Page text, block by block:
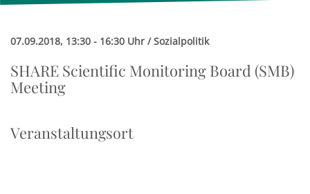
07.09.2018, 13:30 - 16:30 Uhr / Sozialpolitik
SHARE Scientific Monitoring Board (SMB)
Meeting
Veranstaltungsort